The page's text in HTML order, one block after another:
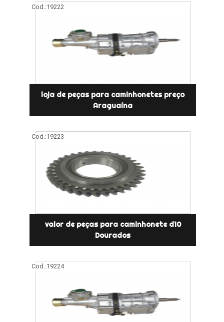
Cod.:19222
loja de peças para caminhonetes preço
Araguaína
Cod.:19223
valor de peças para caminhonete d10
Dourados
Cod.:19224